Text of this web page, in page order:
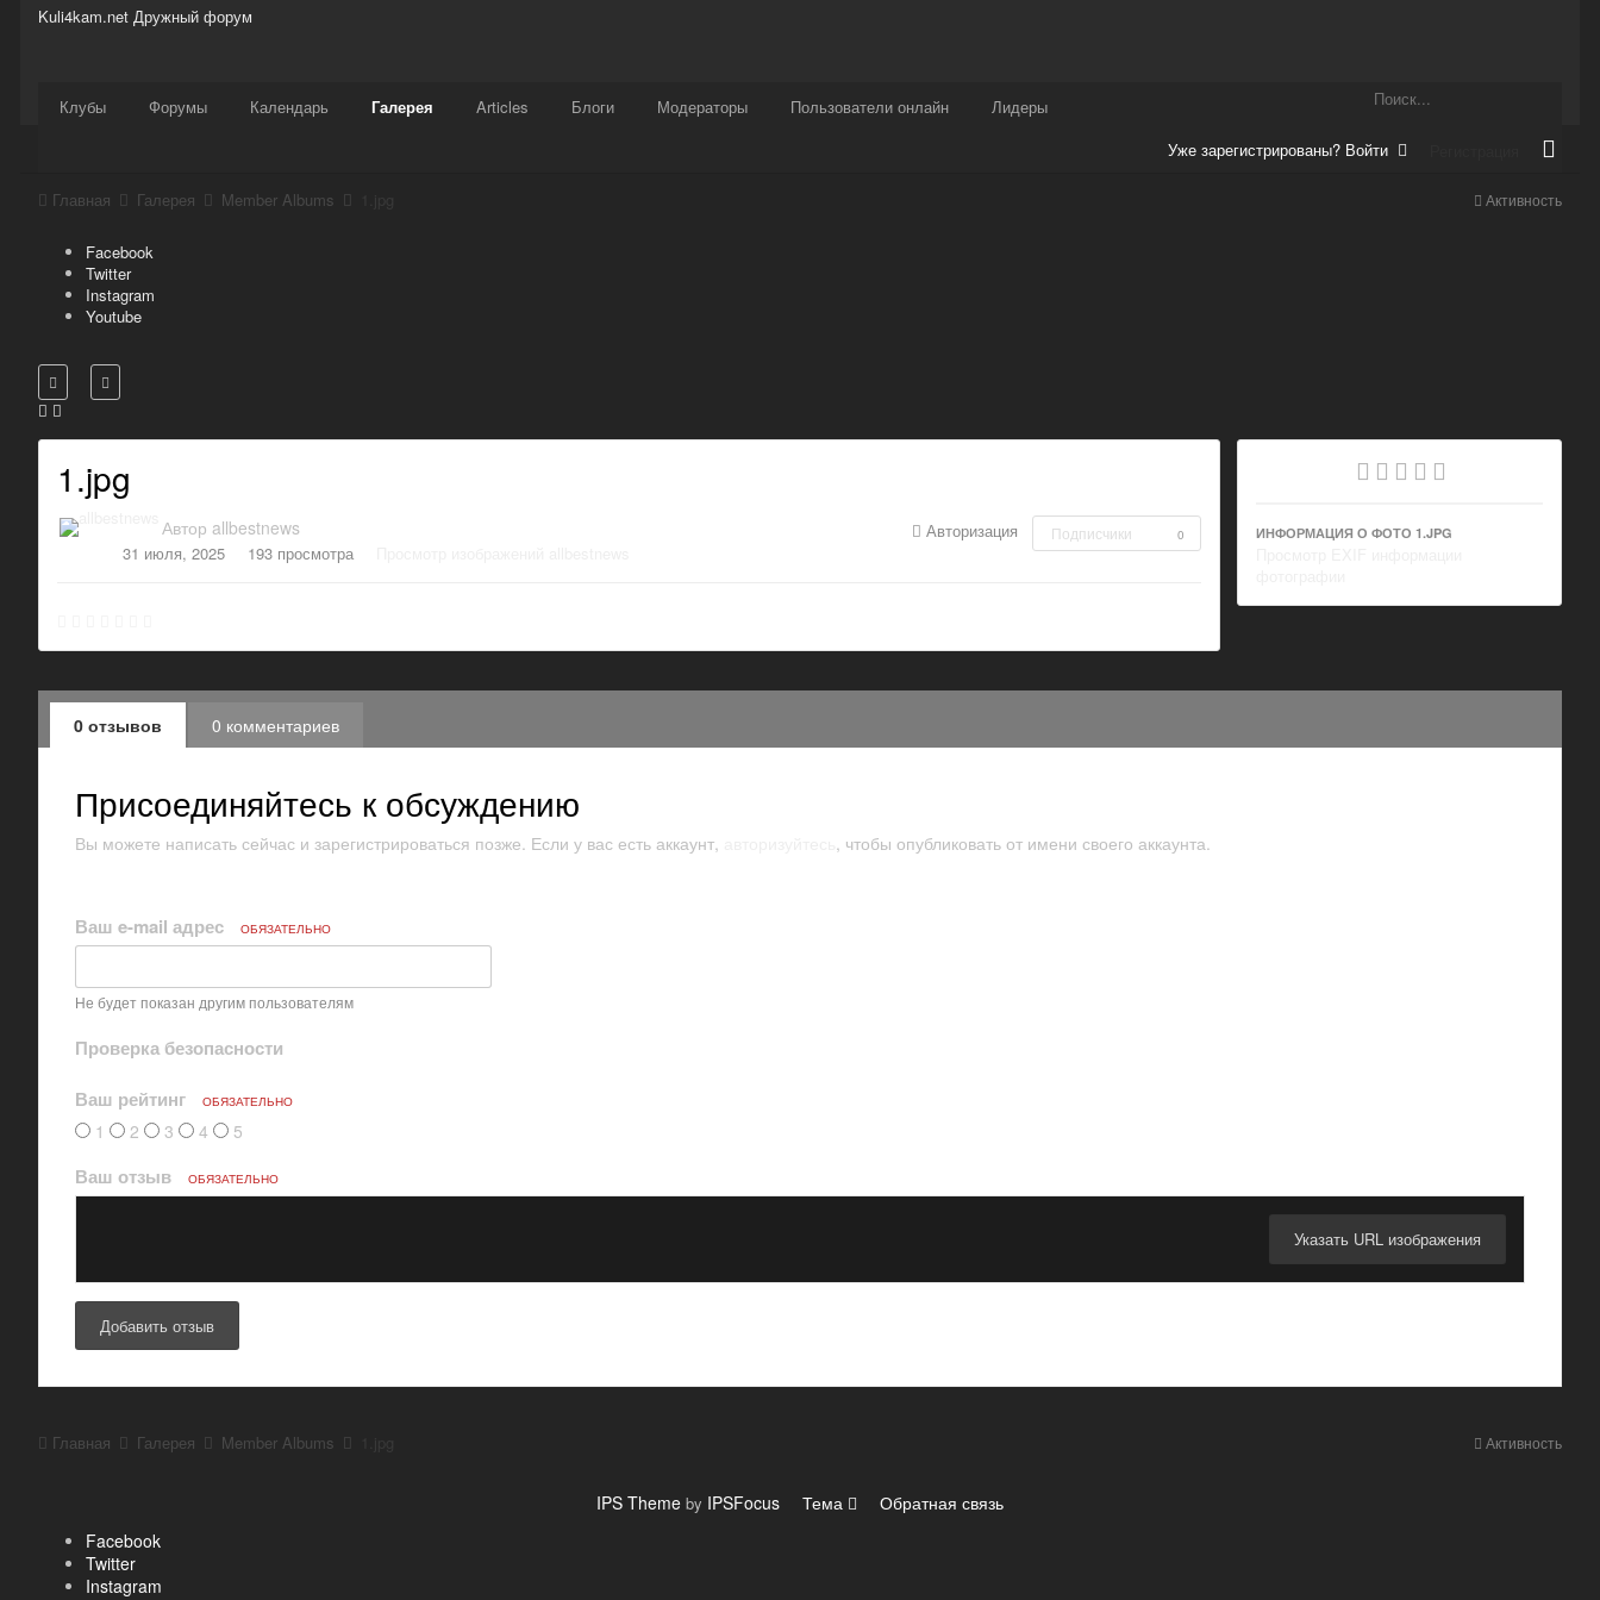
Kuli4kam.net Дружный форум
Сайт
Клубы Форумы Календарь Галерея Articles Блоги Модераторы Пользователи онлайн Лидеры
Активность Support Магазин Награды Чат Больше
Уже зарегистрированы? Войти
Активность
Главная Галерея Member Albums
Facebook
Twitter
Instagram
Youtube
1.jpg
Авторизация Подписчики 0
Автор allbestnews
31 июля, 2025 193 просмотра
ИНФОРМАЦИЯ О ФОТО 1.JPG
0 отзывов 0 комментариев
Присоединяйтесь к обсуждению
Вы можете написать сейчас и зарегистрироваться позже. Если у вас есть аккаунт, , чтобы опубликовать от имени своего аккаунта.
Ваш e-mail адрес ОБЯЗАТЕЛЬНО
Не будет показан другим пользователям
Проверка безопасности
Ваш рейтинг
ОБЯЗАТЕЛЬНО
1 2 3 4 5
Ваш отзыв ОБЯЗАТЕЛЬНО
Указать URL изображения
Добавить отзыв
Активность
Главная Галерея Member Albums
IPS Theme by IPSFocus Тема
Обратная связь
Facebook
Twitter
Instagram